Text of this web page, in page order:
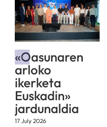
«Oasunaren
arloko
ikerketa
Euskadin»
jardunaldia
17 July 2026